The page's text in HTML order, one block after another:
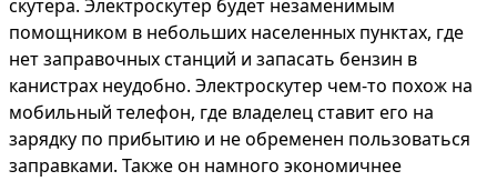
скутера. Электроскутер будет незаменимым
помощником в небольших населенных пунктах, где
нет заправочных станций и запасать бензин в
канистрах неудобно. Электроскутер чем-то похож на
мобильный телефон, где владелец ставит его на
зарядку по прибытию и не обременен пользоваться
заправками. Также он намного экономичнее